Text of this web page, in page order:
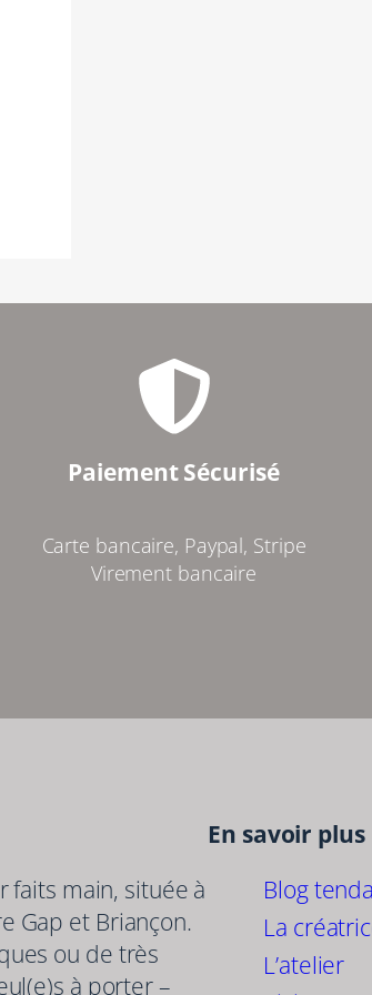
Paiement Sécurisé
Carte bancaire, Paypal, Stripe
Virement bancaire
faits main, située à
Gap et Briançon.
ou de très
à porter –
En savoir plus
Blog
La
L’atelier